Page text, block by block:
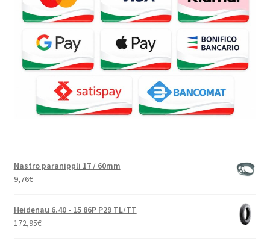
Nastro paranippli 17 / 60mm
9,76€
Heidenau 6.40 - 15 86P P29 TL/TT
172,95€